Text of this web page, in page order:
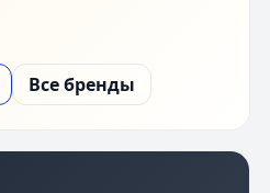
Все бренды